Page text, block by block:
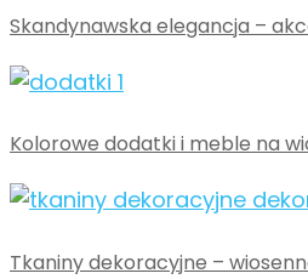
Skandynawska elegancja –
Kolorowe dodatki i meble na
Tkaniny dekoracyjne –